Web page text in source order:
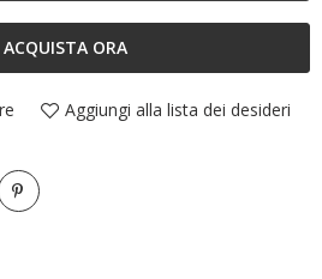
ACQUISTA ORA
Aggiungi alla lista dei desideri